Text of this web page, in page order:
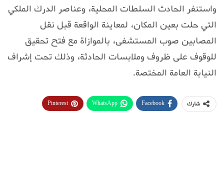
واستنفر الحادث السلطات المحلية، وعناصر الدرك الملكي
التي حلت بعين المكان، لمعاينة الواقعة قبل نقل
المصابين صوب المستشفى، بالموازاة مع فتح تحقيق
للوقوف على ظروف وملابسات الحادثة، وذلك تحت إشراف
النيابة العامة المختصة.
شارك Facebook
WhatsApp
Pinterest